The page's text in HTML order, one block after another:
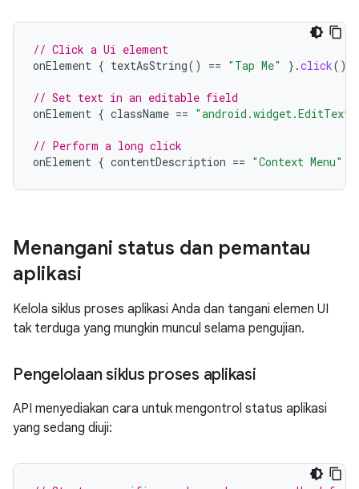
// Click a Ui element
onElement { textAsString() == "Tap Me" }.click()
// Set text in an editable field
onElement { className == "android.widget.EditText"
// Perform a long click
onElement { contentDescription == "Context Menu"
Menangani status dan pemantau
aplikasi
Kelola siklus proses aplikasi Anda dan tangani elemen UI
tak terduga yang mungkin muncul selama pengujian.
Pengelolaan siklus proses aplikasi
API menyediakan cara untuk mengontrol status aplikasi
yang sedang diuji: